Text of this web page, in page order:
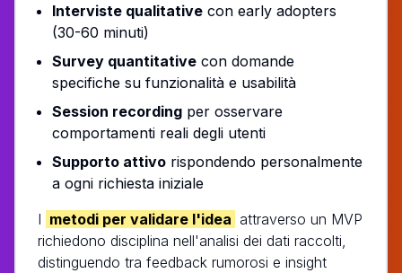
Interviste qualitative con early adopters
(30-60 minuti)
Survey quantitative con domande
specifiche su funzionalità e usabilità
Session recording per osservare
comportamenti reali degli utenti
Supporto attivo rispondendo personalmente
a ogni richiesta iniziale
I metodi per validare l'idea attraverso un MVP
richiedono disciplina nell'analisi dei dati raccolti,
distinguendo tra feedback rumorosi e insight